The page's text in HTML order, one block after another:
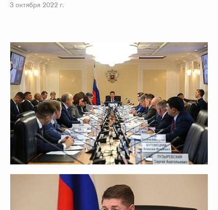
3 октября 2022 г.